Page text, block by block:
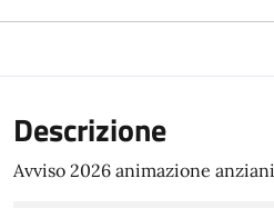
Descrizione
Avviso 2026 animazione anziani